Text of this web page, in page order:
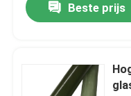
Beste prijs